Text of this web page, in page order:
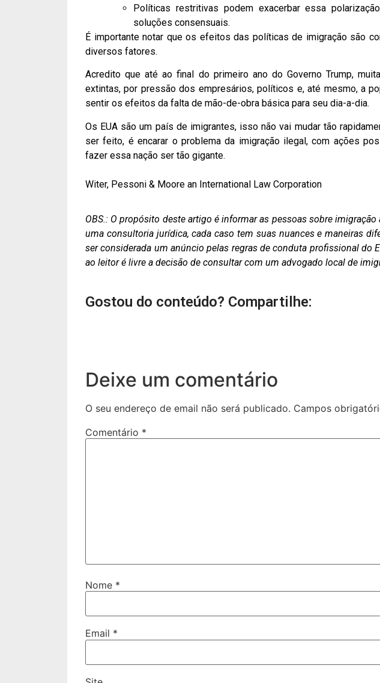
Políticas restritivas podem exacerbar essa
soluções consensuais.
É importante notar que os efeitos das políticas de imigração são
diversos fatores.
Acredito que até ao final do primeiro ano do Governo Trump,
extintas, por pressão dos empresários, políticos e, até mesmo, a
sentir os efeitos da falta de mão-de-obra básica para seu dia-a-dia.
Os EUA são um país de imigrantes, isso não vai mudar tão
ser feito, é encarar o problema da imigração ilegal, com ações
fazer essa nação ser tão gigante.
Witer, Pessoni & Moore an International Law Corporation
OBS.: O propósito deste artigo é informar as pessoas sobre
uma consultoria jurídica, cada caso tem suas nuances e maneiras
ser considerada um anúncio pelas regras de conduta profissional do
ao leitor é livre a decisão de consultar com um advogado local de
Gostou do conteúdo? Compartilhe:
Deixe um comentário
O seu endereço de email não será publicado. Campos
Comentário *
Nome *
Email *